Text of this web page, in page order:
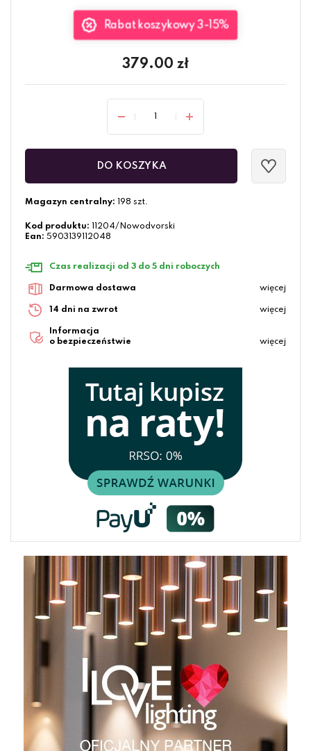
Rabat koszykowy 3-15%
379.00 zł
DO KOSZYKA
Magazyn centralny: 198 szt.
Kod produktu:
11204/Nowodvorski
Ean: 5903139112048
Czas realizacji od 3 do 5 dni roboczych
Darmowa dostawa więcej
14 dni na zwrot więcej
Informacja
o bezpieczeństwie
więcej